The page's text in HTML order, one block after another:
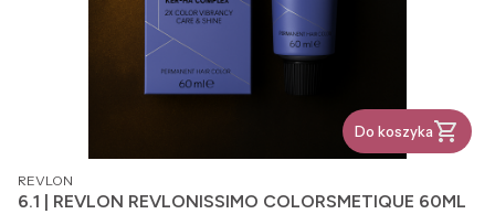
Do koszyka
PRODUCENT
REVLON
6.1 | REVLON REVLONISSIMO COLORSMETIQUE 60ML